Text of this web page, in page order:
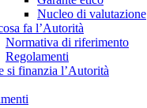
Nucleo di valutazione
fa l’Autorità
Normativa di riferimento
Regolamenti
si finanzia l’Autorità